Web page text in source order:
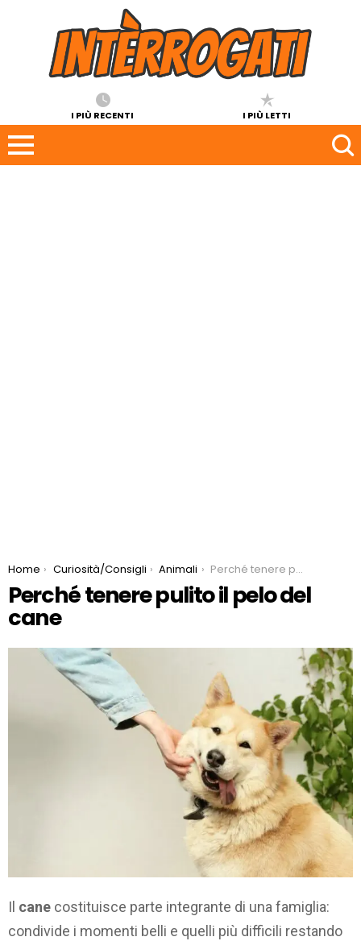
I PIÙ RECENTI I PIÙ LETTI
You are here:
Home Curiosità/Consigli Animali Perché tenere pulito il pelo del cane
Perché tenere pulito il pelo del
cane
Il cane costituisce parte integrante di una famiglia:
condivide i momenti belli e quelli più difficili restando